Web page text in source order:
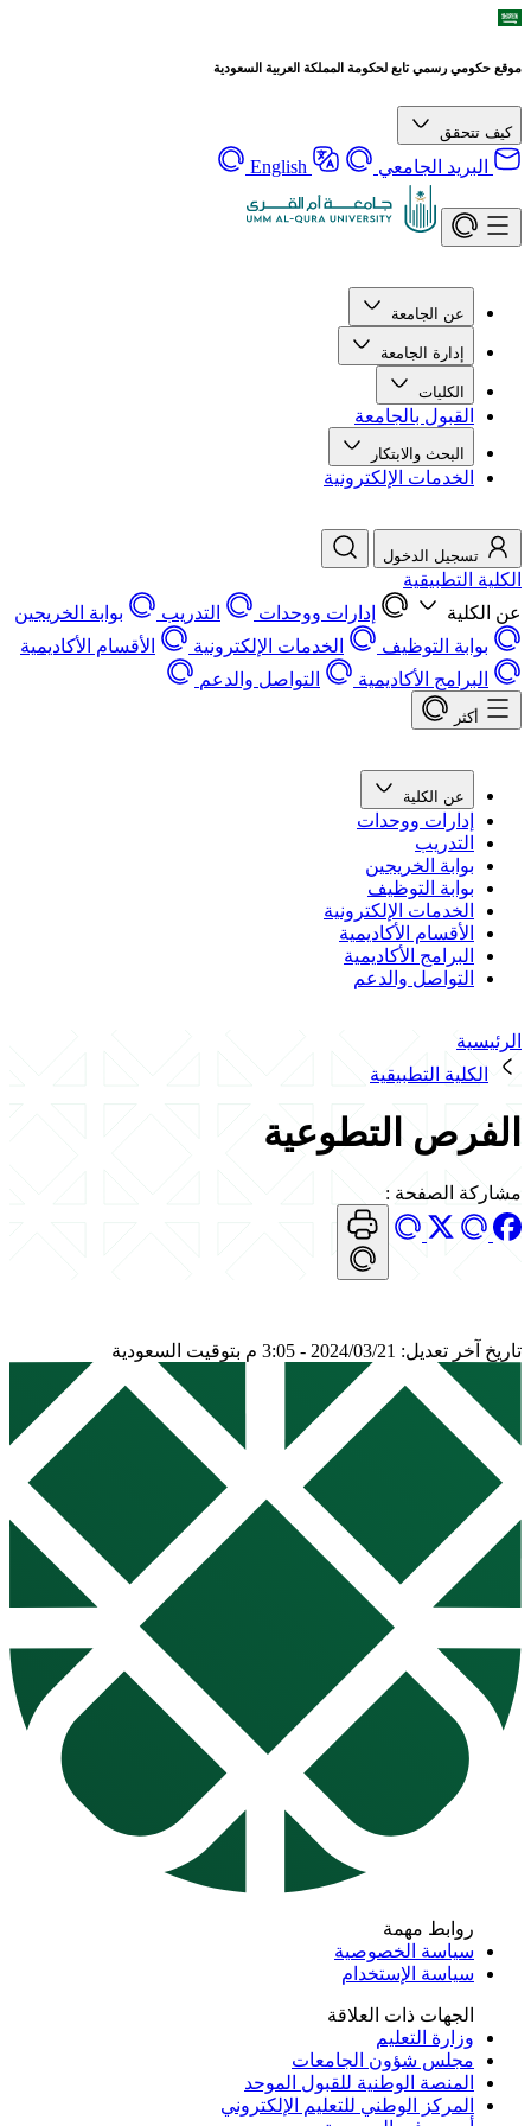
موقع حكومي رسمي تابع لحكومة المملكة العربية السعودية
كيف تتحقق
البريد الجامعي English
عن الجامعة
إدارة الجامعة
الكليات
القبول بالجامعة
البحث والابتكار
الخدمات الإلكترونية
تسجيل الدخول
الكلية التطبيقية
عن الكلية
إدارات ووحدات التدريب
بوابة الخريجين
بوابة التوظيف
الخدمات الإلكترونية
الأقسام الأكاديمية
البرامج الأكاديمية
التواصل والدعم
أكثر
عن الكلية
إدارات ووحدات
التدريب
بوابة الخريجين
بوابة التوظيف
الخدمات الإلكترونية
الأقسام الأكاديمية
البرامج الأكاديمية
التواصل والدعم
الرئيسية
الكلية التطبيقية
الفرص التطوعية
مشاركة الصفحة :
تاريخ آخر تعديل: 2024/03/21 - 3:05 م بتوقيت السعودية
روابط مهمة
سياسة الخصوصية
سياسة الإستخدام
الجهات ذات العلاقة
وزارة التعليم
مجلس شؤون الجامعات
المنصة الوطنية للقبول الموحد
المركز الوطني للتعليم الإلكتروني